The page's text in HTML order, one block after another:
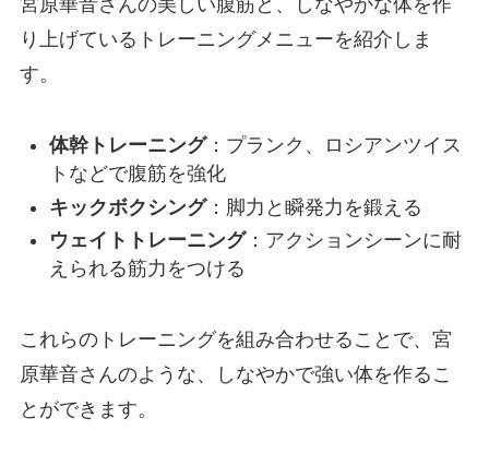
宮原華音さんの美しい腹筋と、しなやかな体を作
り上げているトレーニングメニューを紹介しま
す。
体幹トレーニング：プランク、ロシアンツイス
トなどで腹筋を強化
キックボクシング：脚力と瞬発力を鍛える
ウェイトトレーニング：アクションシーンに耐
えられる筋力をつける
これらのトレーニングを組み合わせることで、宮
原華音さんのような、しなやかで強い体を作るこ
とができます。